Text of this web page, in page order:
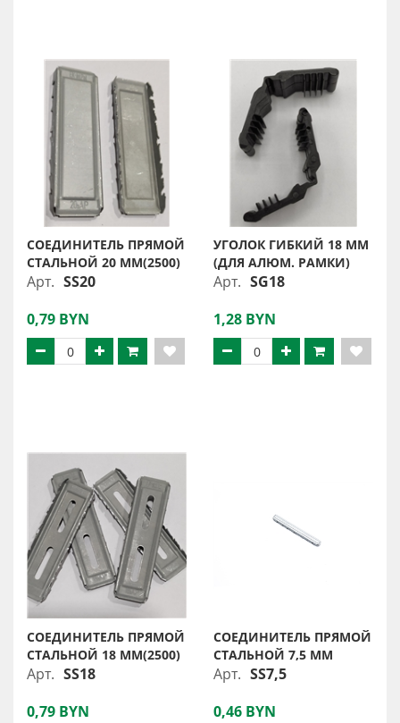
СОЕДИНИТЕЛЬ ПРЯМОЙ
СТАЛЬНОЙ 20 ММ(2500)
Арт. SS20
0,79 BYN
УГОЛОК ГИБКИЙ 18 ММ
(ДЛЯ АЛЮМ. РАМКИ)
Арт. SG18
1,28 BYN
СОЕДИНИТЕЛЬ ПРЯМОЙ
СТАЛЬНОЙ 18 ММ(2500)
Арт. SS18
0,79 BYN
СОЕДИНИТЕЛЬ ПРЯМОЙ
СТАЛЬНОЙ 7,5 ММ
Арт. SS7,5
0,46 BYN